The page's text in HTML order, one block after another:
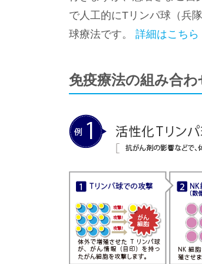
で人工的にTリンパ球（兵
球療法です。 詳細はこちら
免疫療法の組み合わ